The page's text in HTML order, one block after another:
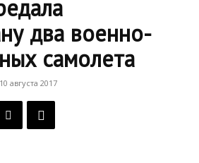
два военно-
самолета
10 августа 2017